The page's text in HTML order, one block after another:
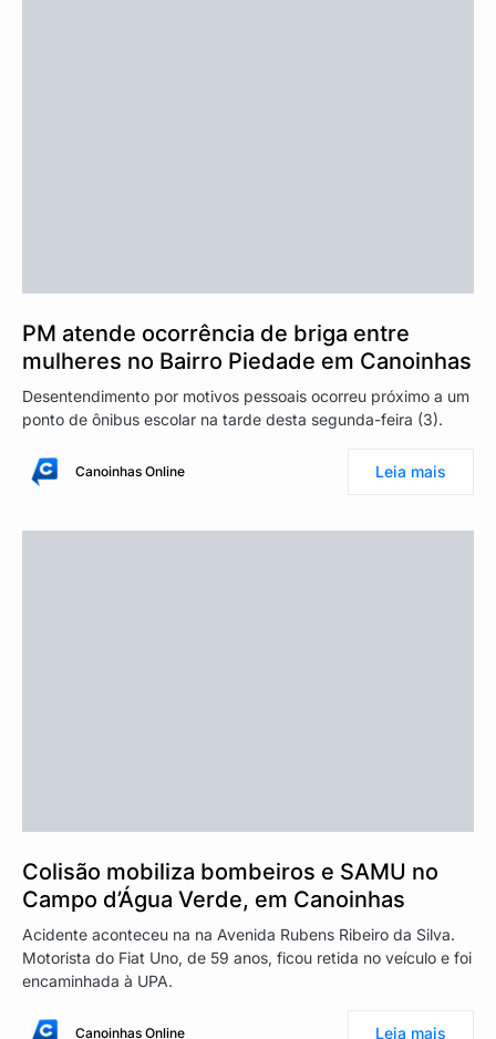
PM atende ocorrência de briga entre
mulheres no Bairro Piedade em Canoinhas
Desentendimento por motivos pessoais ocorreu próximo a um
ponto de ônibus escolar na tarde desta segunda-feira (3).
Canoinhas Online Leia mais
Colisão mobiliza bombeiros e SAMU no
Campo d’Água Verde, em Canoinhas
Acidente aconteceu na na Avenida Rubens Ribeiro da Silva.
Motorista do Fiat Uno, de 59 anos, ficou retida no veículo e foi
encaminhada à UPA.
Canoinhas Online Leia mais